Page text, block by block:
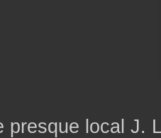
presque local J.